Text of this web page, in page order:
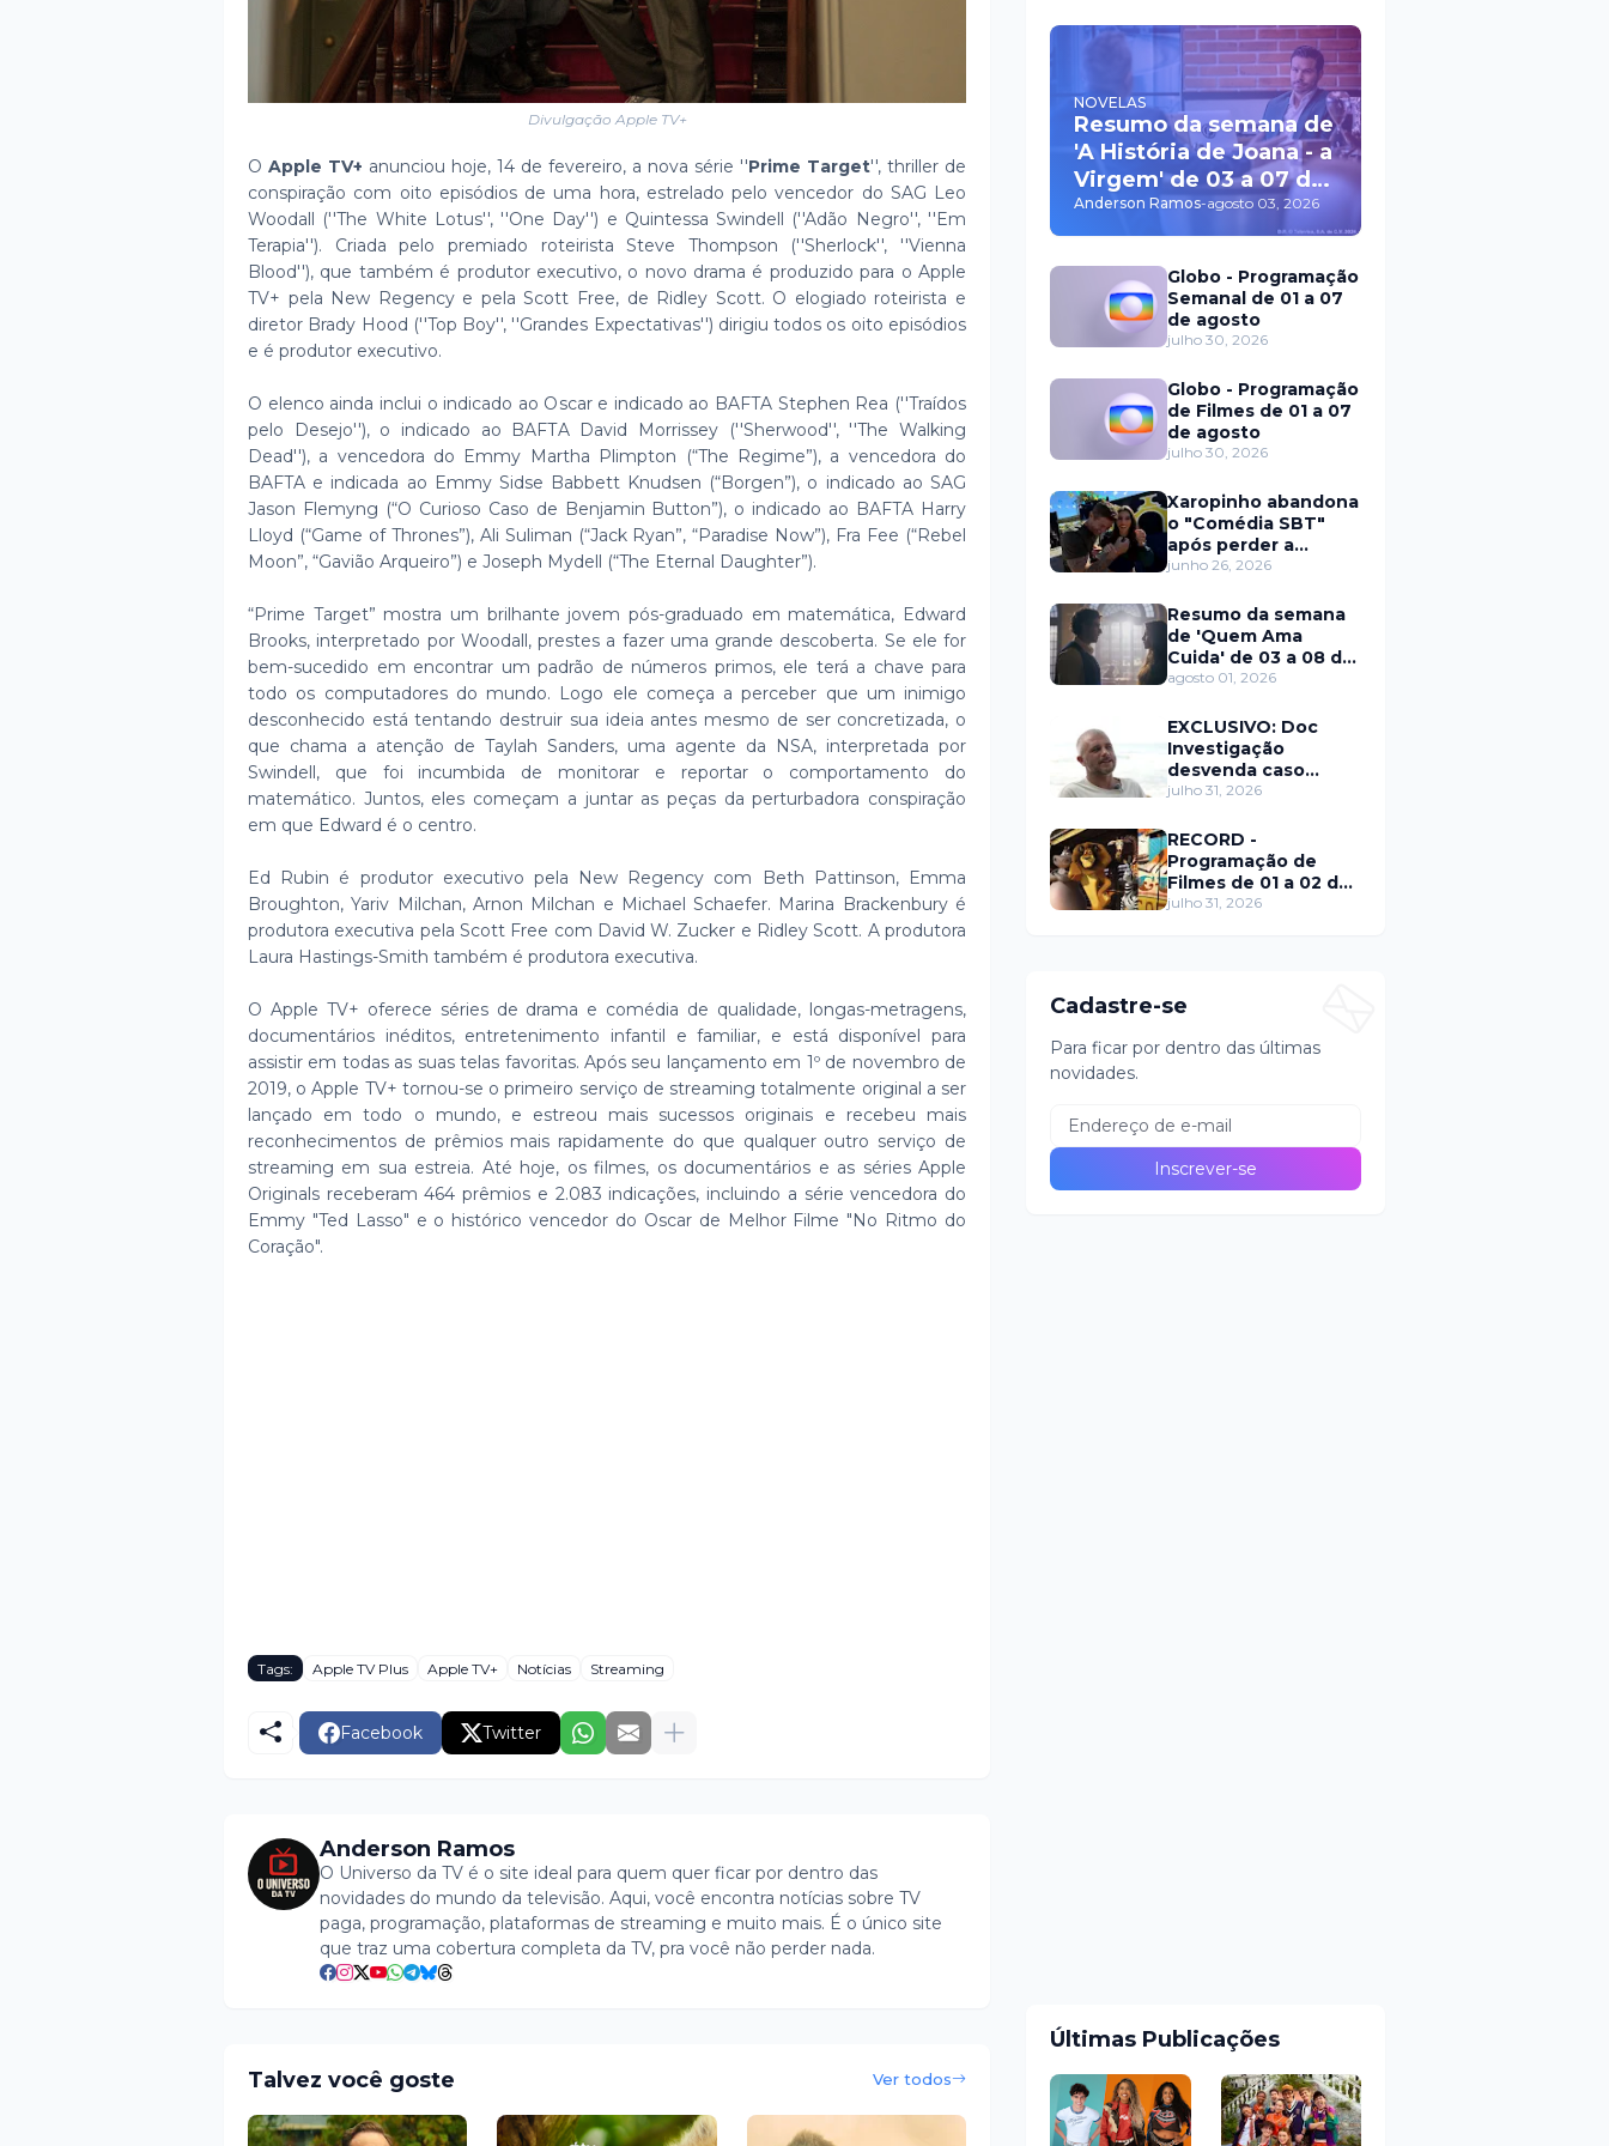
Divulgação Apple TV+
O Apple TV+ anunciou hoje, 14 de fevereiro, a nova série ''Prime Target'', thriller de
conspiração com oito episódios de uma hora, estrelado pelo vencedor do SAG Leo
Woodall (''The White Lotus'', ''One Day'') e Quintessa Swindell (''Adão Negro'', ''Em
Terapia''). Criada pelo premiado roteirista Steve Thompson (''Sherlock'', ''Vienna
Blood''), que também é produtor executivo, o novo drama é produzido para o Apple
TV+ pela New Regency e pela Scott Free, de Ridley Scott. O elogiado roteirista e
diretor Brady Hood (''Top Boy'', ''Grandes Expectativas'') dirigiu todos os oito episódios
e é produtor executivo.
O elenco ainda inclui o indicado ao Oscar e indicado ao BAFTA Stephen Rea (''Traídos
pelo Desejo''), o indicado ao BAFTA David Morrissey (''Sherwood'', ''The Walking
Dead''), a vencedora do Emmy Martha Plimpton (“The Regime”), a vencedora do
BAFTA e indicada ao Emmy Sidse Babbett Knudsen (“Borgen”), o indicado ao SAG
Jason Flemyng (“O Curioso Caso de Benjamin Button”), o indicado ao BAFTA Harry
Lloyd (“Game of Thrones”), Ali Suliman (“Jack Ryan”, “Paradise Now”), Fra Fee (“Rebel
Moon”, “Gavião Arqueiro”) e Joseph Mydell (“The Eternal Daughter”).
“Prime Target” mostra um brilhante jovem pós-graduado em matemática, Edward
Brooks, interpretado por Woodall, prestes a fazer uma grande descoberta. Se ele for
bem-sucedido em encontrar um padrão de números primos, ele terá a chave para
todo os computadores do mundo. Logo ele começa a perceber que um inimigo
desconhecido está tentando destruir sua ideia antes mesmo de ser concretizada, o
que chama a atenção de Taylah Sanders, uma agente da NSA, interpretada por
Swindell, que foi incumbida de monitorar e reportar o comportamento do
matemático. Juntos, eles começam a juntar as peças da perturbadora conspiração
em que Edward é o centro.
Ed Rubin é produtor executivo pela New Regency com Beth Pattinson, Emma
Broughton, Yariv Milchan, Arnon Milchan e Michael Schaefer. Marina Brackenbury é
produtora executiva pela Scott Free com David W. Zucker e Ridley Scott. A produtora
Laura Hastings-Smith também é produtora executiva.
O Apple TV+ oferece séries de drama e comédia de qualidade, longas-metragens,
documentários inéditos, entretenimento infantil e familiar, e está disponível para
assistir em todas as suas telas favoritas. Após seu lançamento em 1º de novembro de
2019, o Apple TV+ tornou-se o primeiro serviço de streaming totalmente original a ser
lançado em todo o mundo, e estreou mais sucessos originais e recebeu mais
reconhecimentos de prêmios mais rapidamente do que qualquer outro serviço de
streaming em sua estreia. Até hoje, os filmes, os documentários e as séries Apple
Originals receberam 464 prêmios e 2.083 indicações, incluindo a série vencedora do
Emmy "Ted Lasso" e o histórico vencedor do Oscar de Melhor Filme "No Ritmo do
Coração".
Tags: Apple TV Plus Apple TV+ Notícias Streaming
Facebook Twitter
Anderson Ramos
O Universo da TV é o site ideal para quem quer ficar por dentro das
novidades do mundo da televisão. Aqui, você encontra notícias sobre TV
paga, programação, plataformas de streaming e muito mais. É o único site
que traz uma cobertura completa da TV, pra você não perder nada.
Talvez você goste Ver todos
NOVELAS
Resumo da semana de
'A História de Joana - a
Virgem' de 03 a 07 de
agosto
Anderson Ramos-agosto 03, 2026
Globo - Programação
Semanal de 01 a 07
de agosto
julho 30, 2026
Globo - Programação
de Filmes de 01 a 07
de agosto
julho 30, 2026
Xaropinho abandona
o "Comédia SBT"
após perder a
paciência com Sarro
junho 26, 2026
Resumo da semana
de 'Quem Ama
Cuida' de 03 a 08 de
agosto
agosto 01, 2026
EXCLUSIVO: Doc
Investigação
desvenda caso
Eduardo Martins e
trás de fraude
internacional
julho 31, 2026
RECORD -
Programação de
Filmes de 01 a 02 de
agosto
julho 31, 2026
Cadastre-se
Para ficar por dentro das últimas
novidades.
Últimas Publicações